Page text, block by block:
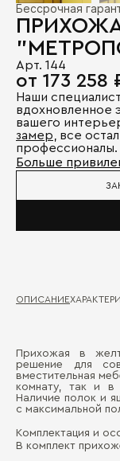
Бессрочная
Арт. 144
от 173 258
Наши
вдохновленное
вашего
замер , все
профессионалы.
Больше
ОПИСАНИЕ
Прихожая в
решение для
вместительная
комнату, так и в
Наличие полок и
с максимальной
Комплектация и
В комплект